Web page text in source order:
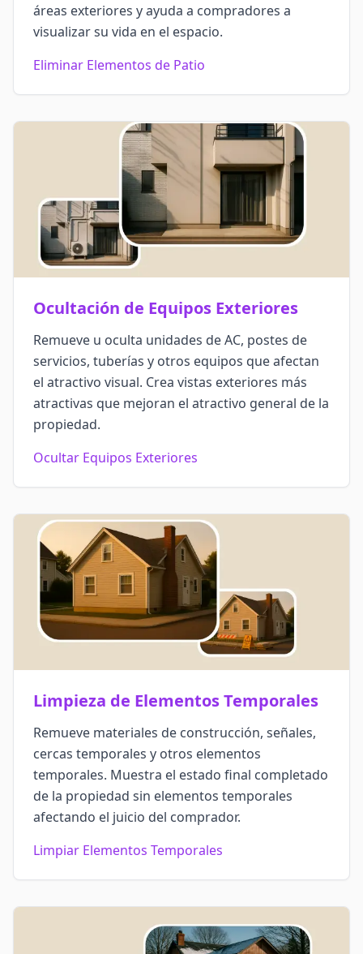
áreas exteriores y ayuda a compradores a
visualizar su vida en el espacio.
Eliminar Elementos de Patio
Ocultación de Equipos Exteriores
Remueve u oculta unidades de AC, postes de
servicios, tuberías y otros equipos que afectan
el atractivo visual. Crea vistas exteriores más
atractivas que mejoran el atractivo general de la
propiedad.
Ocultar Equipos Exteriores
Limpieza de Elementos Temporales
Remueve materiales de construcción, señales,
cercas temporales y otros elementos
temporales. Muestra el estado final completado
de la propiedad sin elementos temporales
afectando el juicio del comprador.
Limpiar Elementos Temporales